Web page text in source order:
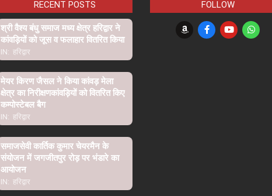
RECENT POSTS
श्री वैश्य बंधु समाज मध्य क्षेत्र हरिद्वार ने
कांवड़ियों को जूस व फलाहार वितरित किया
IN: हरिद्वार
मेयर किरण जैसल ने किया कांवड़ मेला
क्षेत्र का निरीक्षणकांवड़ियों को वितरित किए
कम्पोस्टेबल बैग
IN: हरिद्वार
समाजसेवी कार्तिक कुमार चेयरमैन के
संयोजन में जगजीतपुर रोड़ पर भंडारे का
आयोजन
IN: हरिद्वार
FOLLOW